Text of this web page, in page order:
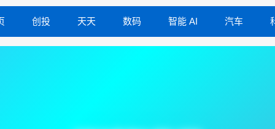
创投 天天 数码 智能 AI 汽车